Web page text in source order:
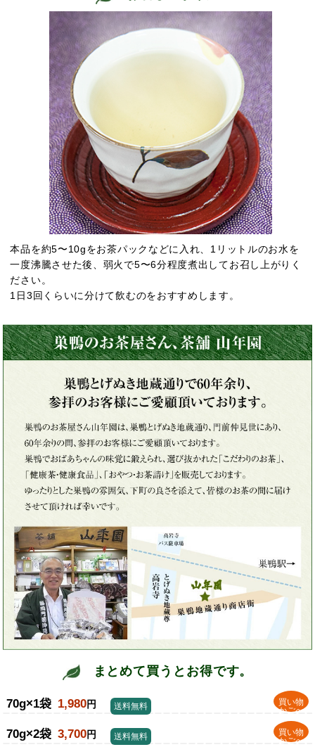
本品を約5〜10gをお茶パックなどに入れ、1リットルのお水を
一度沸騰させた後、弱火で5〜6分程度煮出してお召し上がりく
ださい。
1日3回くらいに分けて飲むのをおすすめします。
まとめて買うとお得です。
70g×1袋 1,980円
買い物
かごへ
送料無料
70g×2袋 3,700円
買い物
かごへ
送料無料